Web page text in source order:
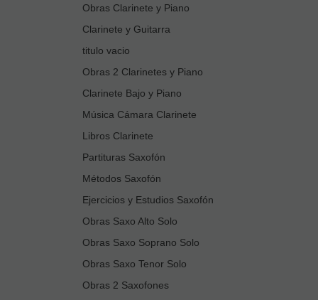
Obras Clarinete y Piano
Clarinete y Guitarra
titulo vacio
Obras 2 Clarinetes y Piano
Clarinete Bajo y Piano
Música Cámara Clarinete
Libros Clarinete
Partituras Saxofón
Métodos Saxofón
Ejercicios y Estudios Saxofón
Obras Saxo Alto Solo
Obras Saxo Soprano Solo
Obras Saxo Tenor Solo
Obras 2 Saxofones